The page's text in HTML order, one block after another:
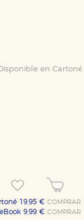
enCartoné
19,95 €COMPRAR
eBook 9,99 €COMPRAR